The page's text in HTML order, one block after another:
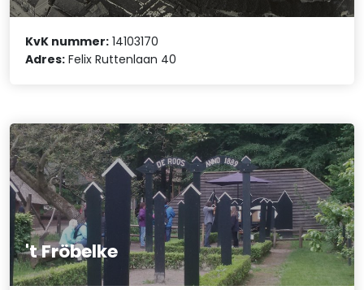
KvK nummer: 14103170
Adres: Felix Ruttenlaan 40
't Fröbelke